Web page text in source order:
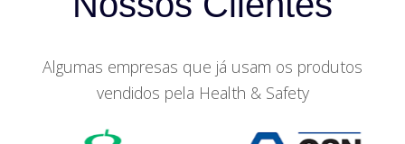
Algumas empresas que já usam os produtos
vendidos pela Health & Safety